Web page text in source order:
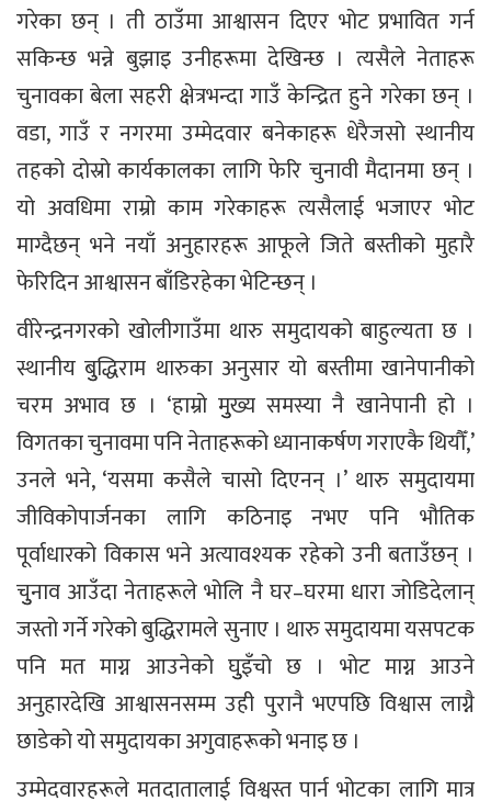
गरेका छन् । ती ठाउँमा आश्वासन दिएर भोट प्रभावित गर्न
सकिन्छ भन्ने बुझाइ उनीहरूमा देखिन्छ । त्यसैले नेताहरू
चुनावका बेला सहरी क्षेत्रभन्दा गाउँ केन्द्रित हुने गरेका छन् ।
वडा, गाउँ र नगरमा उम्मेदवार बनेकाहरू धेरैजसो स्थानीय
तहको दोस्रो कार्यकालका लागि फेरि चुनावी मैदानमा छन् ।
यो अवधिमा राम्रो काम गरेकाहरू त्यसैलाई भजाएर भोट
माग्दैछन् भने नयाँ अनुहारहरू आफूले जिते बस्तीको मुहारै
फेरिदिन आश्वासन बाँडिरहेका भेटिन्छन् ।
वीरेन्द्रनगरको खोलीगाउँमा थारु समुदायको बाहुल्यता छ ।
स्थानीय बुुद्धिराम थारुका अनुसार यो बस्तीमा खानेपानीको
चरम अभाव छ । ‘हाम्रो मुुख्य समस्या नै खानेपानी हो ।
विगतका चुनावमा पनि नेताहरूको ध्यानाकर्षण गराएकै थियौँ,’
उनले भने, ‘यसमा कसैले चासो दिएनन् ।’ थारु समुदायमा
जीविकोपार्जनका लागि कठिनाइ नभए पनि भौतिक
पूर्वाधारको विकास भने अत्यावश्यक रहेको उनी बताउँछन् ।
चुुनाव आउँदा नेताहरूले भोलि नै घर–घरमा धारा जोडिदेलान्
जस्तो गर्ने गरेको बुद्धिरामले सुनाए । थारु समुदायमा यसपटक
पनि मत माग्न आउनेको घुुइँचो छ । भोट माग्न आउने
अनुहारदेखि आश्वासनसम्म उही पुरानै भएपछि विश्वास लाग्नै
छाडेको यो समुदायका अगुवाहरूको भनाइ छ ।
उम्मेदवारहरूले मतदातालाई विश्वस्त पार्न भोटका लागि मात्र